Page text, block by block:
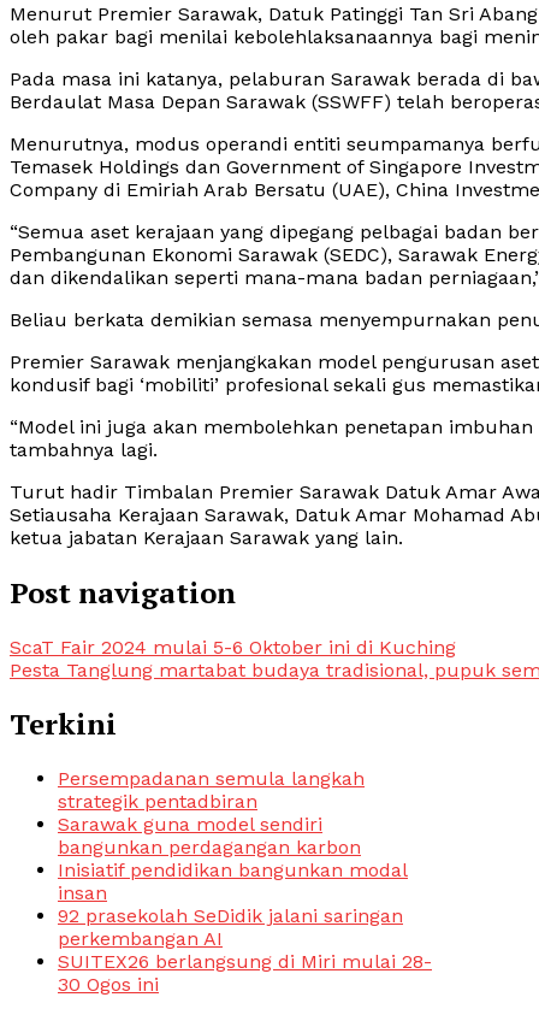
Menurut Premier Sarawak, Datuk Patinggi Tan Sri
oleh pakar bagi menilai kebolehlaksanaannya bagi
Pada masa ini katanya, pelaburan Sarawak berada di
Berdaulat Masa Depan Sarawak (SSWFF) telah
Menurutnya, modus operandi entiti seumpamanya
Temasek Holdings dan Government of Singapore
Company di Emiriah Arab Bersatu (UAE), China
“Semua aset kerajaan yang dipegang pelbagai badan
Pembangunan Ekonomi Sarawak (SEDC), Sarawak
dan dikendalikan seperti mana-mana badan
Beliau berkata demikian semasa menyempurnakan
Premier Sarawak menjangkakan model pengurusan
kondusif bagi ‘mobiliti’ profesional sekali gus
“Model ini juga akan membolehkan penetapan
tambahnya lagi.
Turut hadir Timbalan Premier Sarawak Datuk Amar
Setiausaha Kerajaan Sarawak, Datuk Amar Mohamad
ketua jabatan Kerajaan Sarawak yang lain.
Post navigation
ScaT Fair 2024 mulai 5-6 Oktober ini di Kuching
Pesta Tanglung martabat budaya tradisional, pupuk
Terkini
Persempadanan semula langkah
strategik pentadbiran
Sarawak guna model sendiri
bangunkan perdagangan karbon
Inisiatif pendidikan bangunkan modal
insan
92 prasekolah SeDidik jalani saringan
perkembangan AI
SUITEX26 berlangsung di Miri mulai 28-
30 Ogos ini